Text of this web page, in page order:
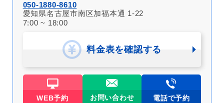
050-1880-8610
愛知県名古屋市南区加福本通 1-22
7:00 ~ 18:00
料金表を確認する
WEB予約 お問い合わせ 電話で予約